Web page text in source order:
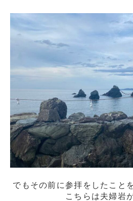
でもその前に参拝をしたこと
こちらは夫婦岩